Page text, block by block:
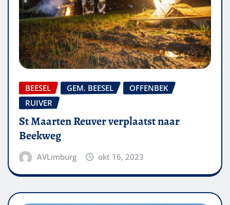
BEESEL GEM. BEESEL
OFFENBEK
RUIVER
St Maarten Reuver verplaatst naar
Beekweg
AVLimburg okt 16, 2023